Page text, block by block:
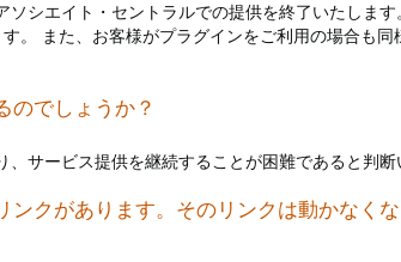
シエイト・セントラルでの提供を終了いたしま
。 また、お客様がプラグインをご利用の場合も同
のでしょうか？
サービス提供を継続することが困難であると判断
クがあります。そのリンクは動かなく